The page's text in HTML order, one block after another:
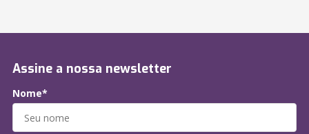
Assine a nossa newsletter
Nome*